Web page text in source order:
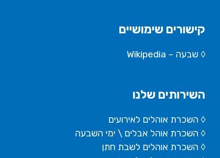
קישורים שימושיים
◊ שבעה – Wikipedia
השירותים שלנו
◊ השכרת אוהלים לאירועים
◊ השכרת אוהל אבלים \ ימי השבעה
◊ השכרת אוהלים לשבת חתן